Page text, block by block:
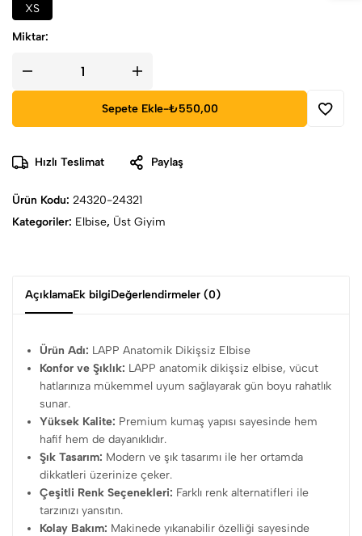
XS
Miktar:
Sepete Ekle-₺550,00
Hızlı Teslimat Paylaş
Ürün Kodu: 24320-24321
Kategoriler: Elbise, Üst Giyim
AçıklamaEk bilgiDeğerlendirmeler (0)
Ürün Adı: LAPP Anatomik Dikişsiz Elbise
Konfor ve Şıklık: LAPP anatomik dikişsiz elbise, vücut
hatlarınıza mükemmel uyum sağlayarak gün boyu rahatlık
sunar.
Yüksek Kalite: Premium kumaş yapısı sayesinde hem
hafif hem de dayanıklıdır.
Şık Tasarım: Modern ve şık tasarımı ile her ortamda
dikkatleri üzerinize çeker.
Çeşitli Renk Seçenekleri: Farklı renk alternatifleri ile
tarzınızı yansıtın.
Kolay Bakım: Makinede yıkanabilir özelliği sayesinde